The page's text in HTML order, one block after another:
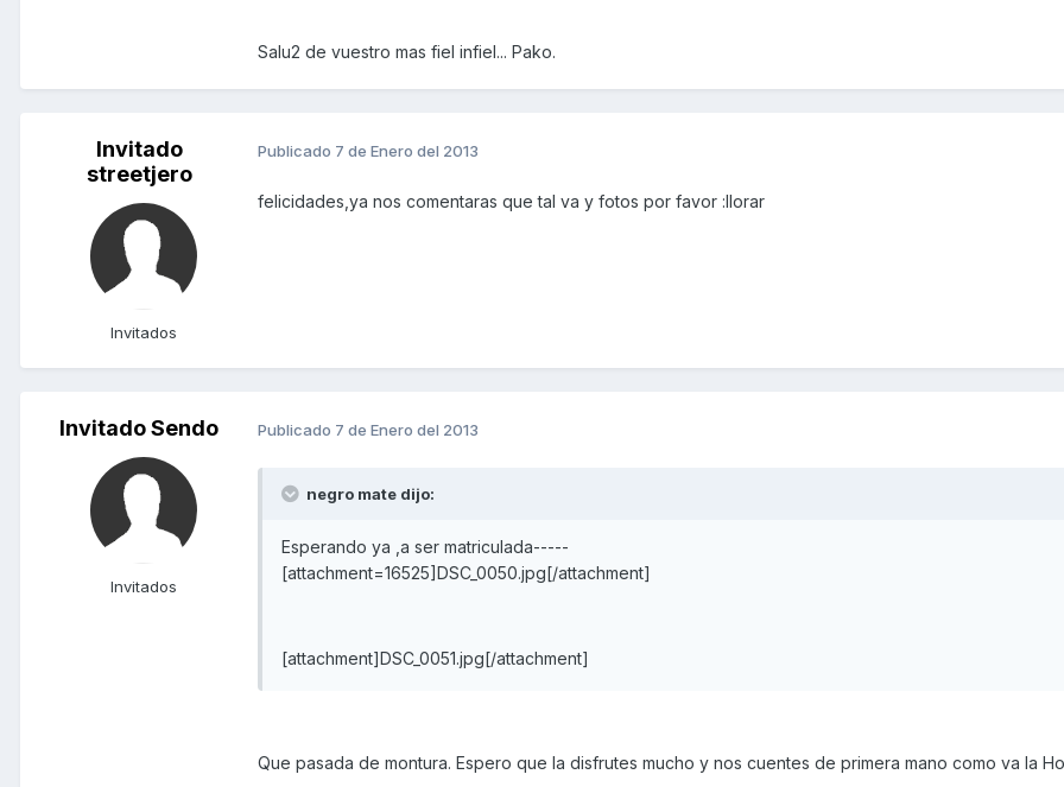
Salu2 de vuestro mas fiel infiel... Pako.
Invitado
streetjero
Invitados
Publicado 7 de Enero del 2013
felicidades,ya nos comentaras que tal va y fotos por favor :llorar
Invitado Sendo
Invitados
Publicado 7 de Enero del 2013
negro mate dijo:
Esperando ya ,a ser matriculada-----
[attachment=16525]DSC_0050.jpg[/attachment]
[attachment]DSC_0051.jpg[/attachment]
Que pasada de montura. Espero que la disfrutes mucho y nos cuentes de primera mano como va la